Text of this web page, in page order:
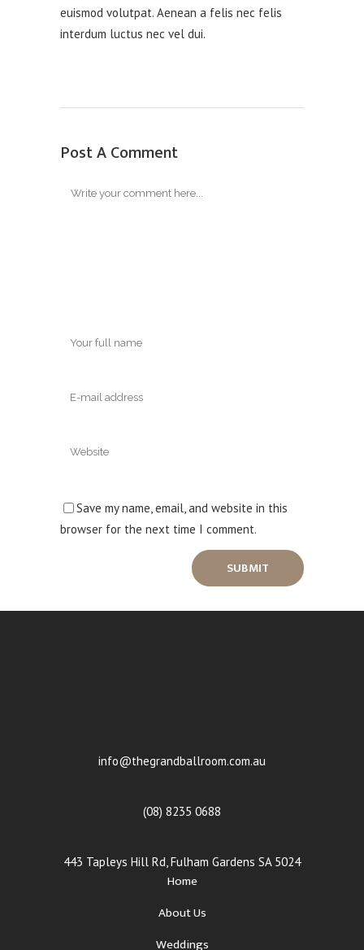
euismod volutpat. Aenean a felis nec felis
interdum luctus nec vel dui.
Post A Comment
Save my name, email, and website in this
browser for the next time I comment.
info@thegrandballroom.com.au
(08) 8235 0688
443 Tapleys Hill Rd, Fulham Gardens SA 5024
Home
About Us
Weddings